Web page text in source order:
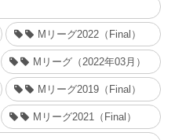
Mリーグ2022（Final）
Mリーグ（2022年03月）
Mリーグ2019（Final）
Mリーグ2021（Final）